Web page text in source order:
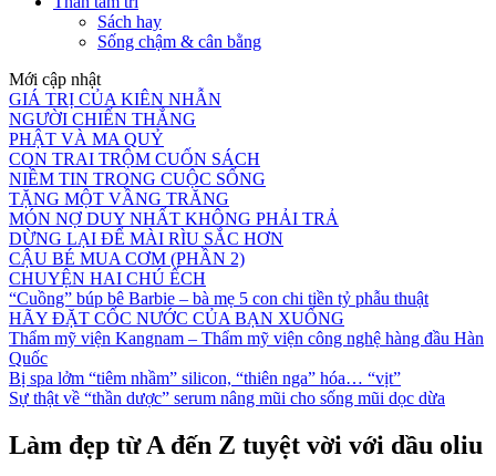
Sách hay
Sống chậm & cân bằng
Mới cập nhật
GIÁ TRỊ CỦA KIÊN NHẪN
NGƯỜI CHIẾN THẮNG
PHẬT VÀ MA QUỶ
CON TRAI TRỘM CUỐN SÁCH
NIỀM TIN TRONG CUỘC SỐNG
TẶNG MỘT VẦNG TRĂNG
MÓN NỢ DUY NHẤT KHÔNG PHẢI TRẢ
DỪNG LẠI ĐỂ MÀI RÌU SẮC HƠN
CẬU BÉ MUA CƠM (PHẦN 2)
CHUYỆN HAI CHÚ ẾCH
“Cuồng” búp bê Barbie – bà mẹ 5 con chi tiền tỷ phẫu thuật
HÃY ĐẶT CỐC NƯỚC CỦA BẠN XUỐNG
Thẩm mỹ viện Kangnam – Thẩm mỹ viện công nghệ hàng đầu Hàn
Quốc
Bị spa lởm “tiêm nhầm” silicon, “thiên nga” hóa… “vịt”
Sự thật về “thần dược” serum nâng mũi cho sống mũi dọc dừa
Làm đẹp từ A đến Z tuyệt vời với dầu oliu